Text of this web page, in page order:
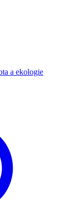
a ekologie